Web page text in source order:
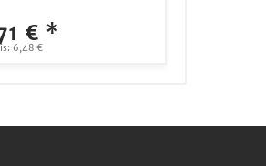
€ *
6,48 €